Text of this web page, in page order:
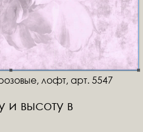
лофт, арт. 5547
и высоту в